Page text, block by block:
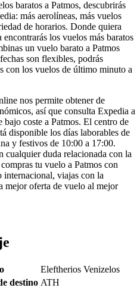
baratos a Patmos, descubrirás
más aerolíneas, más vuelos
de horarios. Donde quiera
los vuelos más baratos
un vuelo barato a Patmos
son flexibles, podrás
con los vuelos de último minuto a
nos permite obtener de
así que consulta Expedia a
coste a Patmos. El centro de
disponible los días laborables de
y festivos de 10:00 a 17:00.
cualquier duda relacionada con la
tu vuelo a Patmos con
internacional, viajas con la
mejor oferta de vuelo al mejor
Eleftherios Venizelos
destino ATH